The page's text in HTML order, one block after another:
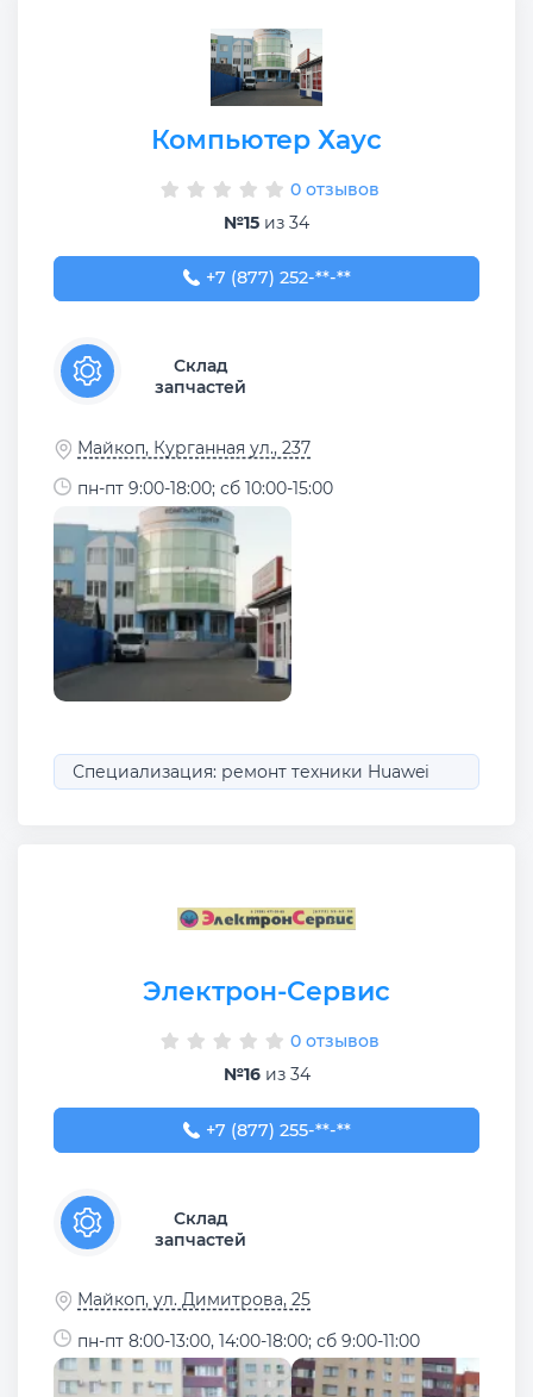
Компьютер Хаус
0 отзывов
№15 из 34
+7 (877) 252-23-44
+7 (877) 252-**-**
Склад
запчастей
Майкоп, Курганная ул., 237
пн-пт 9:00-18:00; сб 10:00-15:00
Специализация: ремонт техники Huawei
Электрон-Сервис
0 отзывов
№16из 34
+7 (877) 255-62-38
+7 (877) 255-**-**
Склад
запчастей
Майкоп, ул. Димитрова, 25
пн-пт 8:00-13:00, 14:00-18:00; сб 9:00-11:00